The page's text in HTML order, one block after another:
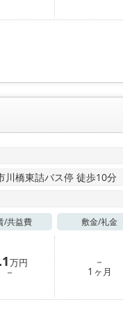
川橋東詰バス停 徒歩10分
/共益費 敷金/礼金
万円
－
－
1 ヶ月